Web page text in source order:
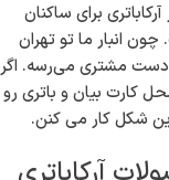
جوش و
سنگین
در آرژانتین